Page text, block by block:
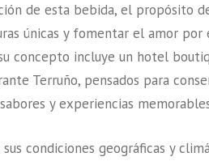
de esta bebida, el propósito
únicas y fomentar el amor por
concepto incluye un hotel
Terruño, pensados para
y experiencias
condiciones geográficas y